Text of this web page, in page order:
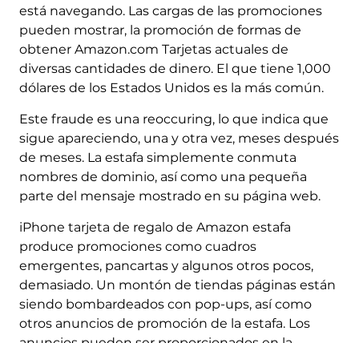
está navegando. Las cargas de las promociones
pueden mostrar, la promoción de formas de
obtener Amazon.com Tarjetas actuales de
diversas cantidades de dinero. El que tiene 1,000
dólares de los Estados Unidos es la más común.
Este fraude es una reoccuring, lo que indica que
sigue apareciendo, una y otra vez, meses después
de meses. La estafa simplemente conmuta
nombres de dominio, así como una pequeña
parte del mensaje mostrado en su página web.
iPhone tarjeta de regalo de Amazon estafa
produce promociones como cuadros
emergentes, pancartas y algunos otros pocos,
demasiado. Un montón de tiendas páginas están
siendo bombardeados con pop-ups, así como
otros anuncios de promoción de la estafa. Los